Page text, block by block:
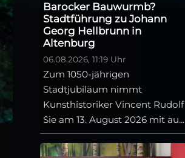
Barocker Bauwurmb?
Stadtführung zu Johann
Georg Hellbrunn in
Altenburg
06.08.2026, 11:19 Uhr
Zum 1050-jährigen
Stadtjubiläum nimmt
Kunsthistoriker Vincent Rudolf
Sie am 13. August 2026 mit au...